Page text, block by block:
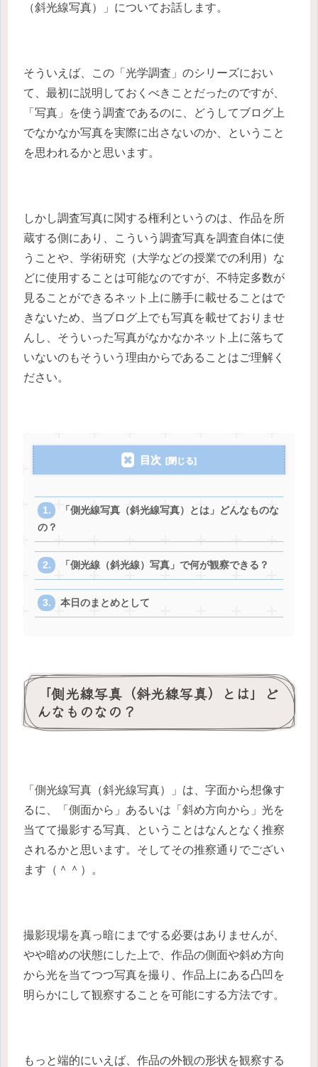
（斜光線写真）」についてお話します。
そういえば、この「光学調査」のシリーズにおい
て、最初に説明しておくべきことだったのですが、
「写真」を使う調査であるのに、どうしてブログ上
でなかなか写真を実際に出さないのか、ということ
を思われるかと思います。
しかし調査写真に関する権利というのは、作品を所
蔵する側にあり、こういう調査写真を調査自体に使
うことや、学術研究（大学などの授業での利用）な
どに使用することは可能なのですが、不特定多数が
見ることができるネット上に勝手に載せることはで
きないため、当ブログ上でも写真を載せておりませ
んし、そういった写真がなかなかネット上に落ちて
いないのもそういう理由からであることはご理解く
ださい。
目次
「側光線写真（斜光線写真）とは」どんなものな
の？
「側光線（斜光線）写真」で何が観察できる？
本日のまとめとして
「側光線写真（斜光線写真）とは」ど
んなものなの？
「側光線写真（斜光線写真）」は、字面から想像す
るに、「側面から」あるいは「斜め方向から」光を
当てて撮影する写真、ということはなんとなく推察
されるかと思います。そしてその推察通りでござい
ます（＾＾）。
撮影現場を真っ暗にまでする必要はありませんが、
やや暗めの状態にした上で、作品の側面や斜め方向
から光を当てつつ写真を撮り、作品上にある凸凹を
明らかにして観察することを可能にする方法です。
もっと端的にいえば、作品の外観の形状を観察する